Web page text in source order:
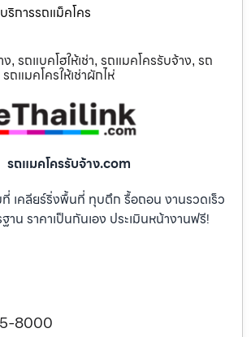
การรถแม็คโคร
ง, รถแบคโฮให้เช่า, รถแมคโครรับจ้าง, รถ
รถแมคโครให้เช่าผักไห่
รถแมคโครรับจ้าง.com
เคลียร์ริ่งพื้นที่ ทุบตึก รื้อถอน งานรวดเร็ว
าน ราคาเป็นกันเอง ประเมินหน้างานฟรี!
8000